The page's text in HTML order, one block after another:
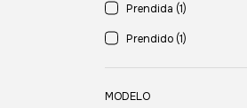
Prendida (1)
Prendido (1)
MODELO